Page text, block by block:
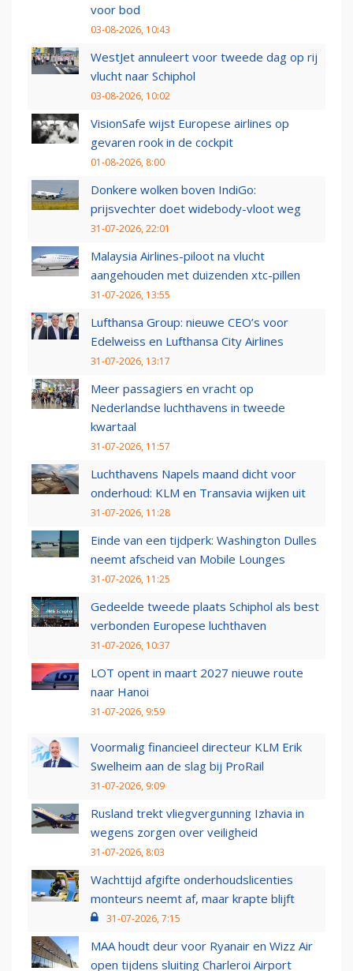
voor bod
03-08-2026, 10:43
WestJet annuleert voor tweede dag op rij
vlucht naar Schiphol
03-08-2026, 10:02
VisionSafe wijst Europese airlines op
gevaren rook in de cockpit
01-08-2026, 8:00
Donkere wolken boven IndiGo:
prijsvechter doet widebody-vloot weg
31-07-2026, 22:01
Malaysia Airlines-piloot na vlucht
aangehouden met duizenden xtc-pillen
31-07-2026, 13:55
Lufthansa Group: nieuwe CEO’s voor
Edelweiss en Lufthansa City Airlines
31-07-2026, 13:17
Meer passagiers en vracht op
Nederlandse luchthavens in tweede
kwartaal
31-07-2026, 11:57
Luchthavens Napels maand dicht voor
onderhoud: KLM en Transavia wijken uit
31-07-2026, 11:28
Einde van een tijdperk: Washington Dulles
neemt afscheid van Mobile Lounges
31-07-2026, 11:25
Gedeelde tweede plaats Schiphol als best
verbonden Europese luchthaven
31-07-2026, 10:37
LOT opent in maart 2027 nieuwe route
naar Hanoi
31-07-2026, 9:59
Voormalig financieel directeur KLM Erik
Swelheim aan de slag bij ProRail
31-07-2026, 9:09
Rusland trekt vliegvergunning Izhavia in
wegens zorgen over veiligheid
31-07-2026, 8:03
Wachttijd afgifte onderhoudslicenties
monteurs neemt af, maar krapte blijft
31-07-2026, 7:15
MAA houdt deur voor Ryanair en Wizz Air
open tijdens sluiting Charleroi Airport